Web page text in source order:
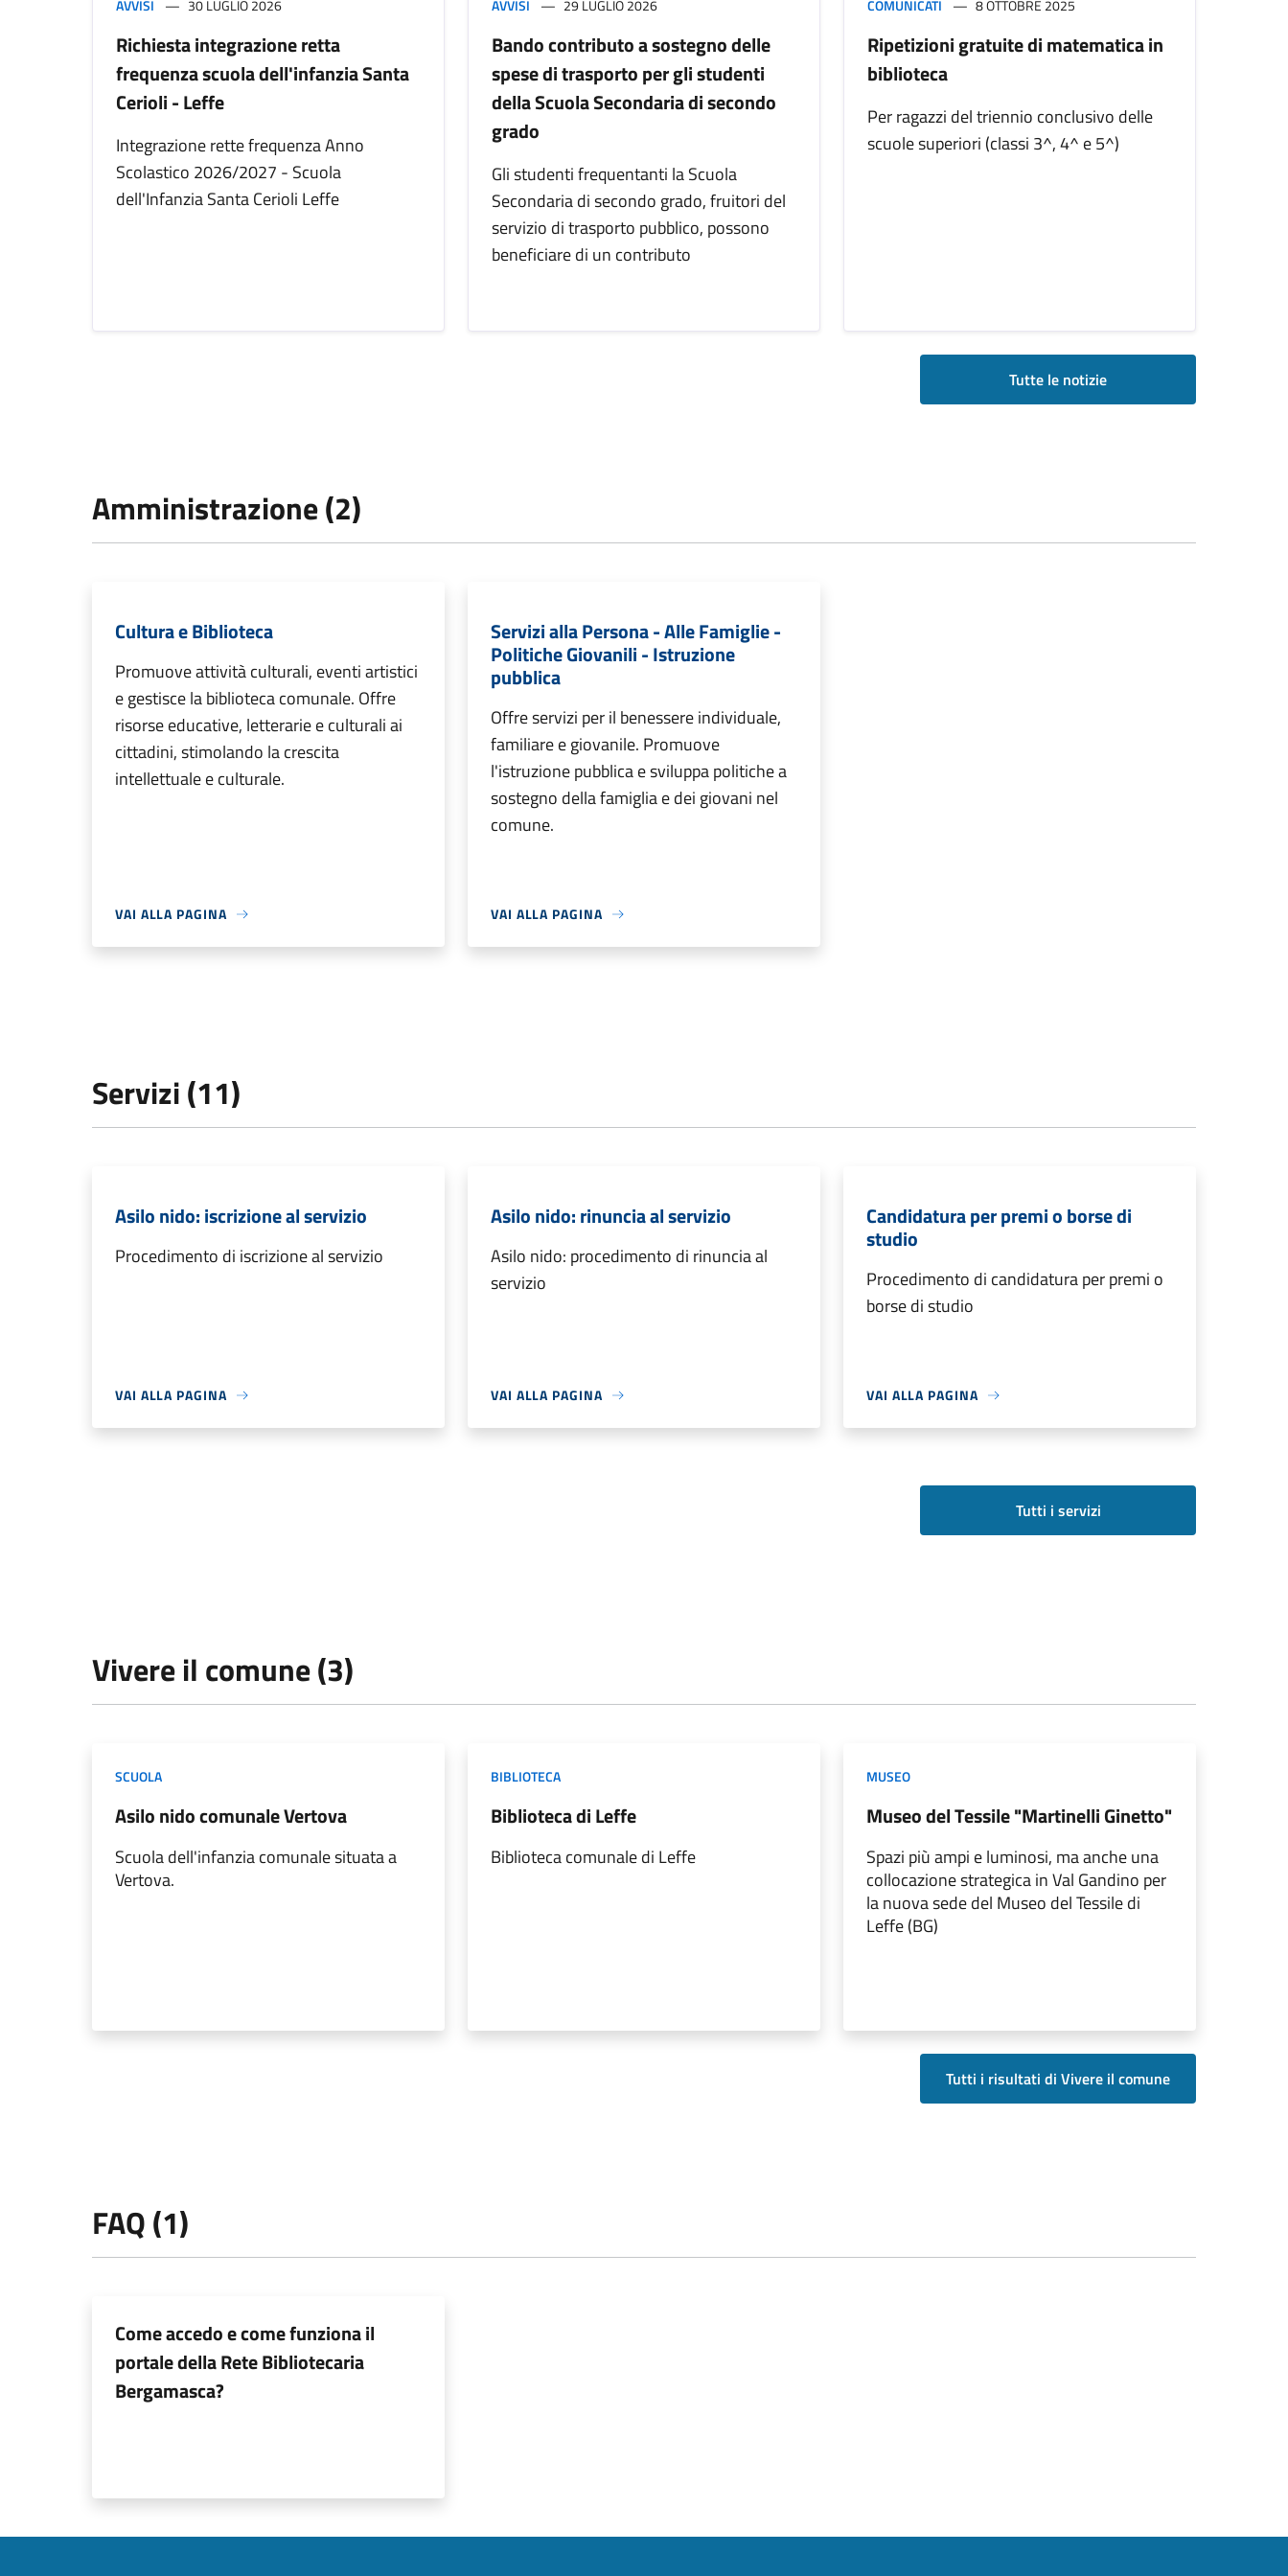
AVVISI 30 LUGLIO 2026
Richiesta integrazione retta
frequenza scuola dell'infanzia Santa
Cerioli - Leffe
Integrazione rette frequenza Anno
Scolastico 2026/2027 - Scuola
dell'Infanzia Santa Cerioli Leffe
AVVISI 29 LUGLIO 2026
Bando contributo a sostegno delle
spese di trasporto per gli studenti
della Scuola Secondaria di secondo
grado
Gli studenti frequentanti la Scuola
Secondaria di secondo grado, fruitori del
servizio di trasporto pubblico, possono
beneficiare di un contributo
COMUNICATI 8 OTTOBRE 2025
Ripetizioni gratuite di matematica in
biblioteca
Per ragazzi del triennio conclusivo delle
scuole superiori (classi 3^, 4^ e 5^)
Tutte le notizie
Amministrazione (2)
Cultura e Biblioteca
Promuove attività culturali, eventi artistici
e gestisce la biblioteca comunale. Offre
risorse educative, letterarie e culturali ai
cittadini, stimolando la crescita
intellettuale e culturale.
VAI ALLA PAGINA
Servizi alla Persona - Alle Famiglie -
Politiche Giovanili - Istruzione
pubblica
Offre servizi per il benessere individuale,
familiare e giovanile. Promuove
l'istruzione pubblica e sviluppa politiche a
sostegno della famiglia e dei giovani nel
comune.
VAI ALLA PAGINA
Servizi (11)
Asilo nido: iscrizione al servizio
Procedimento di iscrizione al servizio
VAI ALLA PAGINA
Asilo nido: rinuncia al servizio
Asilo nido: procedimento di rinuncia al
servizio
VAI ALLA PAGINA
Candidatura per premi o borse di
studio
Procedimento di candidatura per premi o
borse di studio
VAI ALLA PAGINA
Tutti i servizi
Vivere il comune (3)
SCUOLA
Asilo nido comunale Vertova
Scuola dell'infanzia comunale situata a
Vertova.
BIBLIOTECA
Biblioteca di Leffe
Biblioteca comunale di Leffe
MUSEO
Museo del Tessile "Martinelli Ginetto"
Spazi più ampi e luminosi, ma anche una
collocazione strategica in Val Gandino per
la nuova sede del Museo del Tessile di
Leffe (BG)
Tutti i risultati di Vivere il comune
FAQ (1)
Come accedo e come funziona il
portale della Rete Bibliotecaria
Bergamasca?